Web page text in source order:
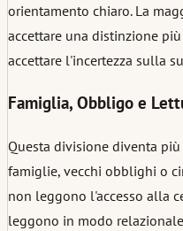
orientamento chiaro. La
accettare una distinzione
accettare l'incertezza sulla
Famiglia, Obbligo e
Questa divisione diventa
famiglie, vecchi obblighi o
non leggono l'accesso alla
leggono in modo